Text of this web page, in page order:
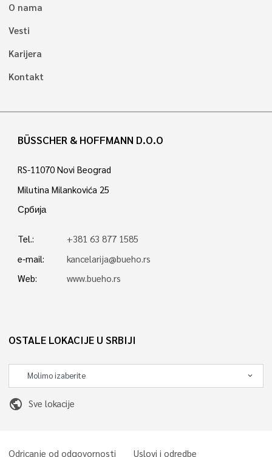
O nama
Vesti
Karijera
Kontakt
BÜSSCHER & HOFFMANN D.O.O
RS-11070 Novi Beograd
Milutina Milankovića 25
Србија
Tel.:
+381 63 877 1585
e-mail:
kancelarija@bueho.rs
Web:
www.bueho.rs
OSTALE LOKACIJE U SRBIJI
public Sve lokacije
Odricanje od odgovornosti Uslovi i odredbe